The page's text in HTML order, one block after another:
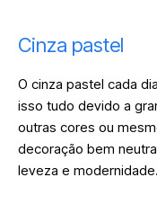
Cinza pastel
O cinza pastel cada
isso tudo devido a
outras cores ou
decoração bem
leveza e modernidade.